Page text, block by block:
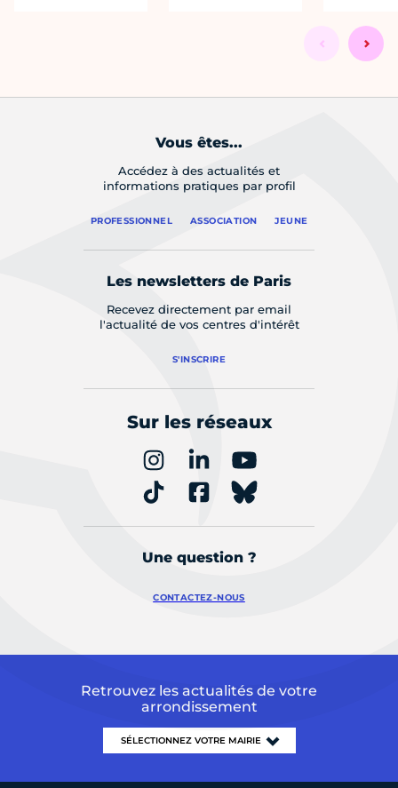
Vous êtes...
Accédez à des actualités et
informations pratiques par profil
PROFESSIONNEL ASSOCIATION JEUNE
Les newsletters de Paris
Recevez directement par email
l'actualité de vos centres d'intérêt
S'INSCRIRE
Sur les réseaux
Une question ?
CONTACTEZ-NOUS
Retrouvez les actualités de votre
arrondissement